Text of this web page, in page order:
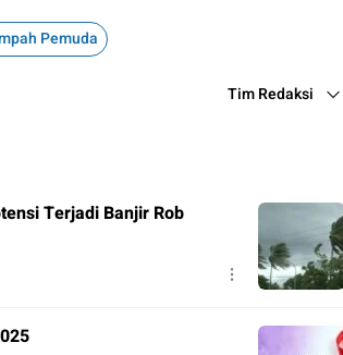
Pemuda
Tim Redaksi
Terjadi Banjir Rob